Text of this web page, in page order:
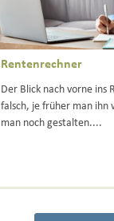
Rentenrechner
Der Blick nach vorne ins
falsch, je früher man ihn
man noch gestalten....